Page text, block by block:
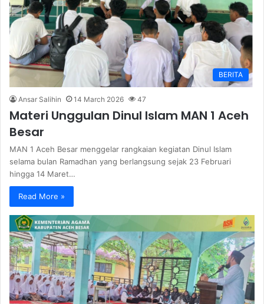
BERITA
Ansar Salihin 14 March 2026 47
Materi Unggulan Dinul Islam MAN 1 Aceh
Besar
MAN 1 Aceh Besar menggelar rangkaian kegiatan Dinul Islam
selama bulan Ramadhan yang berlangsung sejak 23 Februari
hingga 14 Maret…
Read More »